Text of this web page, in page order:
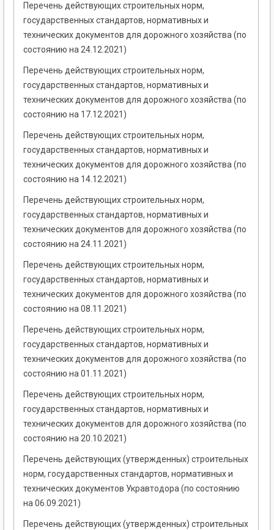
Перечень действующих строительных норм,
государственных стандартов, нормативных и
технических документов для дорожного хозяйства (по
состоянию на 24.12.2021)
Перечень действующих строительных норм,
государственных стандартов, нормативных и
технических документов для дорожного хозяйства (по
состоянию на 17.12.2021)
Перечень действующих строительных норм,
государственных стандартов, нормативных и
технических документов для дорожного хозяйства (по
состоянию на 14.12.2021)
Перечень действующих строительных норм,
государственных стандартов, нормативных и
технических документов для дорожного хозяйства (по
состоянию на 24.11.2021)
Перечень действующих строительных норм,
государственных стандартов, нормативных и
технических документов для дорожного хозяйства (по
состоянию на 08.11.2021)
Перечень действующих строительных норм,
государственных стандартов, нормативных и
технических документов для дорожного хозяйства (по
состоянию на 01.11.2021)
Перечень действующих строительных норм,
государственных стандартов, нормативных и
технических документов для дорожного хозяйства (по
состоянию на 20.10.2021)
Перечень действующих (утвержденных) строительных
норм, государственных стандартов, нормативных и
технических документов Укравтодора (по состоянию
на 06.09.2021)
Перечень действующих (утвержденных) строительных